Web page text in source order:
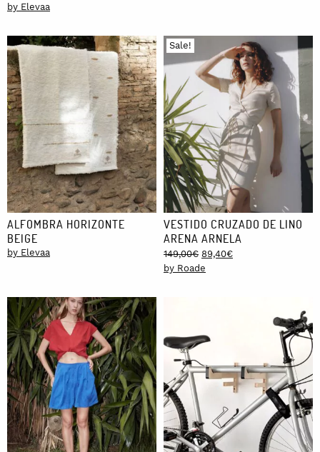
price
115,00€.97,75€.
by Elevaa
ALFOMBRA HORIZONTE
BEIGE
by Elevaa
Sale!
VESTIDO CRUZADO DE LINO
ARENA ARNELA
149,00€ Original
price
89,40€Current
by Roade